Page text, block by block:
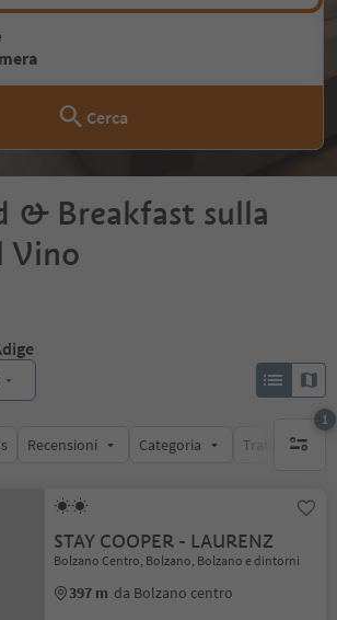
Cerca
& Breakfast sulla
Vino
Recensioni Categoria Trattamento
1
1 filtro
STAY COOPER - LAURENZ
Bolzano Centro, Bolzano, Bolzano e dintorni
397 m da Bolzano centro